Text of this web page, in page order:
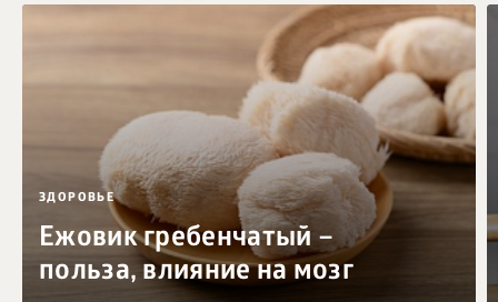
ЗДОРОВЬЕ
Ежовик гребенчатый –
польза, влияние на мозг